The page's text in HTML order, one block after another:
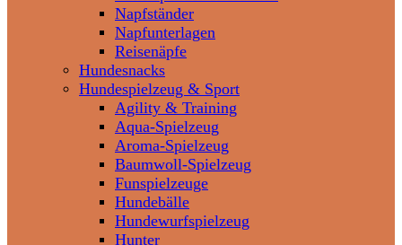
Napfständer
Napfunterlagen
Reisenäpfe
Hundesnacks
Hundespielzeug & Sport
Agility & Training
Aqua-Spielzeug
Aroma-Spielzeug
Baumwoll-Spielzeug
Funspielzeuge
Hundebälle
Hundewurfspielzeug
Hunter